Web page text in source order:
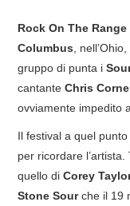
SYD BARRETT – ALLE
DELL’ALBA
FANZINE
COVER & TRIBUTI
EVENTI
Rock On The Range
Columbus ,
gruppo di punta i
cantanteChris
ovviamente impedito
Il festival a quel
per ricordare
quello diCorey
Stone Sourche il 19